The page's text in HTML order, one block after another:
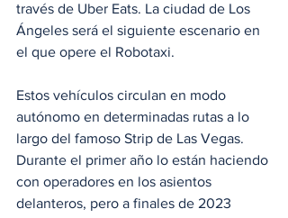
través de Uber Eats. La ciudad de Los
Ángeles será el siguiente escenario en
el que opere el Robotaxi.
Estos vehículos circulan en modo
autónomo en determinadas rutas a lo
largo del famoso Strip de Las Vegas.
Durante el primer año lo están haciendo
con operadores en los asientos
delanteros, pero a finales de 2023